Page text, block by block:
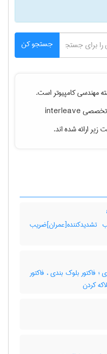
جستجو کن
مهندسی كامپيوتراست.
تخصصیinterleave
ارائه شده اند.
تشدیدکننده[عمران]ضریب
؛ فاکتور بلوک بندی ، فاکتور
کردن